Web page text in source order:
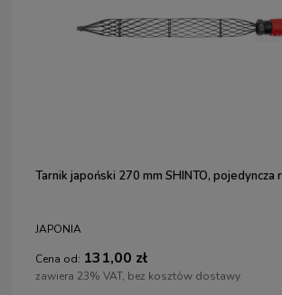
Tarnik japoński 270 mm SHINTO, pojedyncza
JAPONIA
Cena od: 131,00 zł
zawiera 23% VAT, bez kosztów dostawy